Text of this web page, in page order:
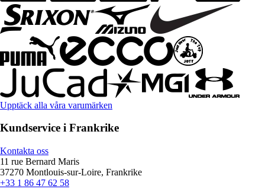
Upptäck alla våra varumärken
Kundservice i Frankrike
Kontakta oss
11 rue Bernard Maris
37270 Montlouis-sur-Loire, Frankrike
+33 1 86 47 62 58